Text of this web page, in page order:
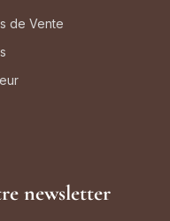
de Vente
newsletter